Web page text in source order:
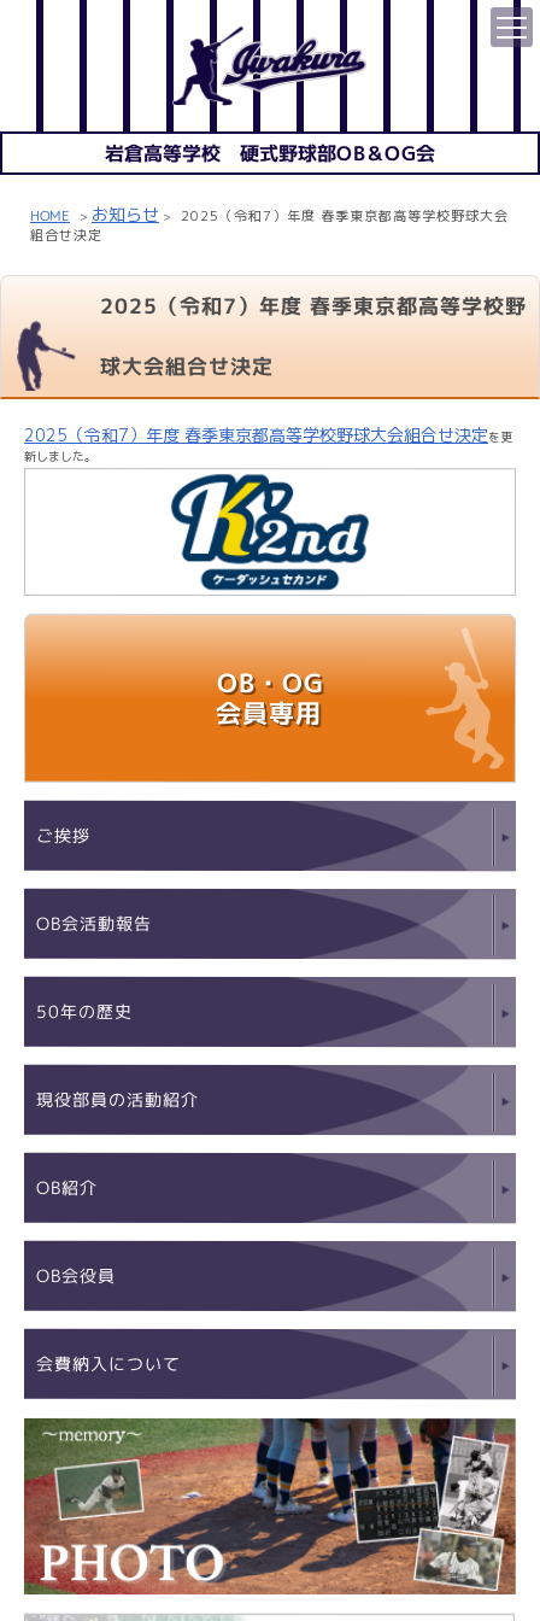
岩倉高等学校 硬式野球部OB＆OG会
HOME > お知らせ >
2025（令和7）年度 春季東京都高等学校野球大会
組合せ決定
2025（令和7）年度 春季東京都高等学校野
球大会組合せ決定
2025（令和7）年度 春季東京都高等学校野球大会組合せ決定を更
新しました。
OB・OG
会員専用
ご挨拶
OB会活動報告
50年の歴史
現役部員の活動紹介
OB紹介
OB会役員
会費納入について